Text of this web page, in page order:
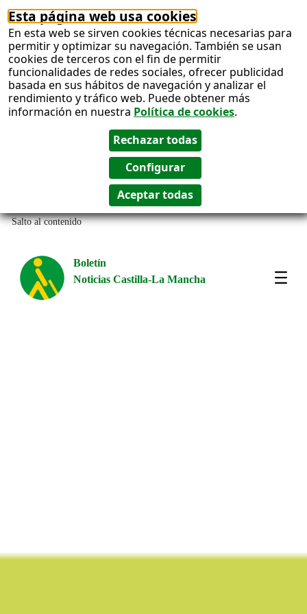
Esta página web usa cookies
En esta web se sirven cookies técnicas necesarias para
permitir y optimizar su navegación. También se usan
cookies de terceros con el fin de permitir
funcionalidades de redes sociales, ofrecer publicidad
basada en sus hábitos de navegación y analizar el
rendimiento y tráfico web. Puede obtener más
información en nuestra Política de cookies.
Salto al contenido
Boletín
Noticias Castilla-La Mancha